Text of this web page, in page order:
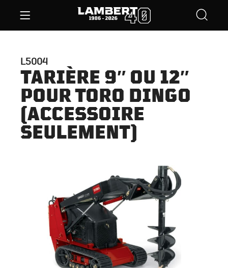
L5004
TARIÈRE 9″ OU 12″
POUR TORO DINGO
(ACCESSOIRE
SEULEMENT)